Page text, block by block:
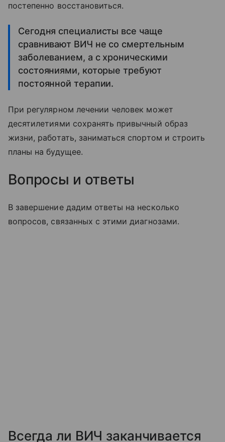
постепенно восстановиться.
Сегодня специалисты все чаще
сравнивают ВИЧ не со смертельным
заболеванием, а с хроническими
состояниями, которые требуют
постоянной терапии.
При регулярном лечении человек может
десятилетиями сохранять привычный образ
жизни, работать, заниматься спортом и строить
планы на будущее.
Вопросы и ответы
В завершение дадим ответы на несколько
вопросов, связанных с этими диагнозами.
Всегда ли ВИЧ заканчивается